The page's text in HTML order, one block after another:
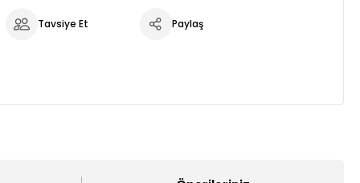
Tavsiye Et Paylaş